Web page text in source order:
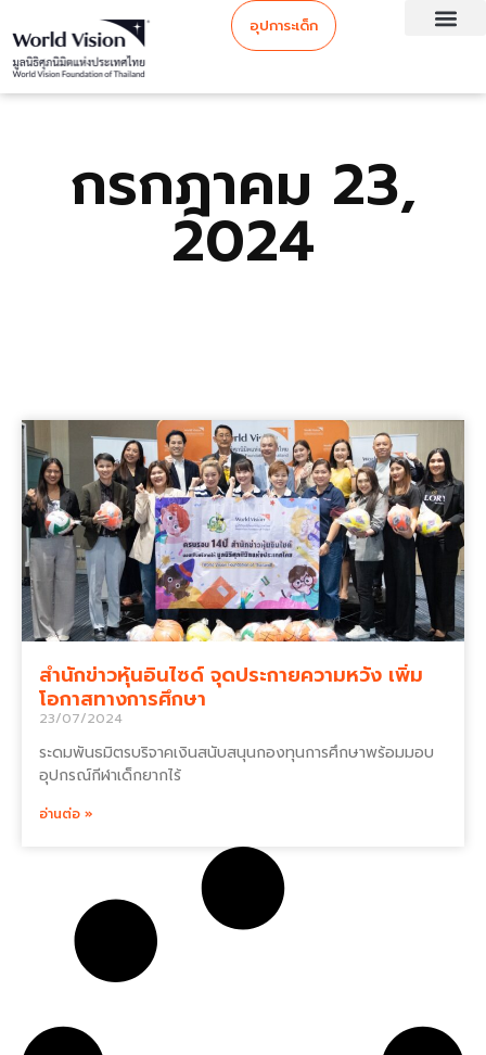
อุปการะเด็ก
กรกฎาคม 23,
2024
สำนักข่าวหุ้นอินไซด์ จุดประกายความหวัง เพิ่ม
โอกาสทางการศึกษา
23/07/2024
ระดมพันธมิตรบริจาคเงินสนับสนุนกองทุนการศึกษาพร้อมมอบ
อุปกรณ์กีฬาเด็กยากไร้
อ่านต่อ »